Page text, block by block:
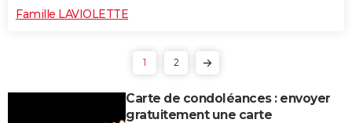
Famille LAVIOLETTE
1 2
Carte de condoléances : envoyer
gratuitement une carte